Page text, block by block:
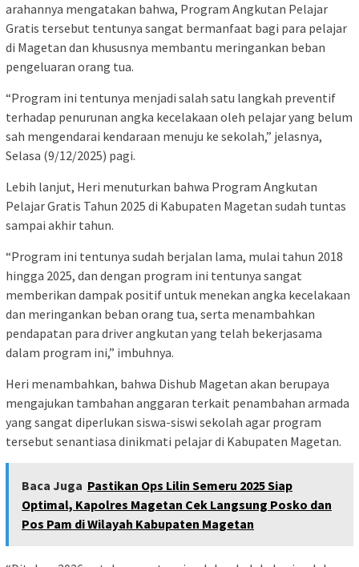
arahannya mengatakan bahwa, Program Angkutan Pelajar
Gratis tersebut tentunya sangat bermanfaat bagi para pelajar
di Magetan dan khususnya membantu meringankan beban
pengeluaran orang tua.
“Program ini tentunya menjadi salah satu langkah preventif
terhadap penurunan angka kecelakaan oleh pelajar yang belum
sah mengendarai kendaraan menuju ke sekolah,” jelasnya,
Selasa (9/12/2025) pagi.
Lebih lanjut, Heri menuturkan bahwa Program Angkutan
Pelajar Gratis Tahun 2025 di Kabupaten Magetan sudah tuntas
sampai akhir tahun.
“Program ini tentunya sudah berjalan lama, mulai tahun 2018
hingga 2025, dan dengan program ini tentunya sangat
memberikan dampak positif untuk menekan angka kecelakaan
dan meringankan beban orang tua, serta menambahkan
pendapatan para driver angkutan yang telah bekerjasama
dalam program ini,” imbuhnya.
Heri menambahkan, bahwa Dishub Magetan akan berupaya
mengajukan tambahan anggaran terkait penambahan armada
yang sangat diperlukan siswa-siswi sekolah agar program
tersebut senantiasa dinikmati pelajar di Kabupaten Magetan.
Baca Juga Pastikan Ops Lilin Semeru 2025 Siap
Optimal, Kapolres Magetan Cek Langsung Posko dan
Pos Pam di Wilayah Kabupaten Magetan